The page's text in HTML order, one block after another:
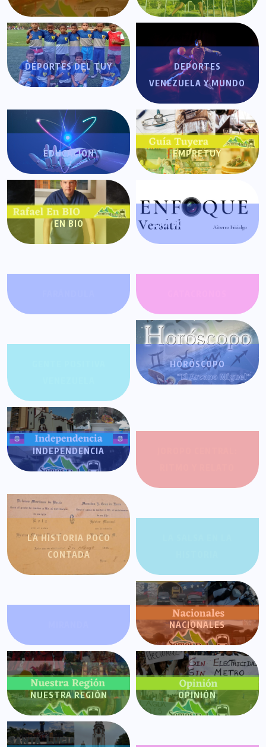
DEPORTES DEL TUY
DEPORTES
VENEZUELA Y MUNDO
EDUCACIÓN EMPRETUY
EN BIO ENFOQUE VERSÁTIL
HORÓSCOPO
INDEPENDENCIA
LA HISTORIA POCO
CONTADA
NACIONALES
NUESTRA REGIÓN OPINIÓN